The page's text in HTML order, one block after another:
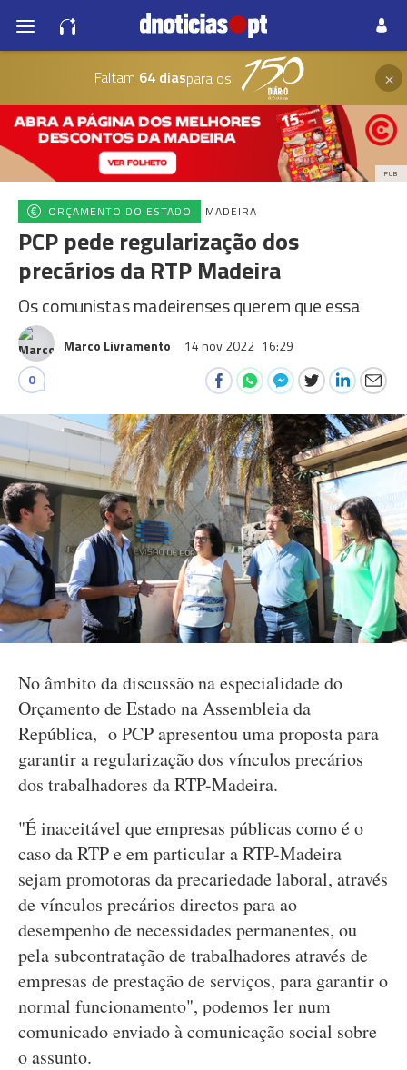
Faltam 64 diaspara os ×
PUB
ORÇAMENTO DO ESTADO MADEIRA
PCP pede regularização dos
precários da RTP Madeira
Os comunistas madeirenses querem que essa
Marco Livramento 14 nov 2022 16:29
0
No âmbito da discussão na especialidade do
Orçamento de Estado na Assembleia da
República, o PCP apresentou uma proposta para
garantir a regularização dos vínculos precários
dos trabalhadores da RTP-Madeira.
"É inaceitável que empresas públicas como é o
caso da RTP e em particular a RTP-Madeira
sejam promotoras da precariedade laboral, através
de vínculos precários directos para ao
desempenho de necessidades permanentes, ou
pela subcontratação de trabalhadores através de
empresas de prestação de serviços, para garantir o
normal funcionamento", podemos ler num
comunicado enviado à comunicação social sobre
o assunto.